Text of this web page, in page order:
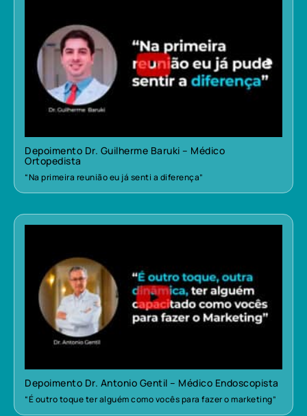
Depoimento Dr. Guilherme Baruki – Médico
Ortopedista
“Na primeira reunião eu já senti a diferença”
Depoimento Dr. Antonio Gentil – Médico Endoscopista
“É outro toque ter alguém como vocês para fazer o marketing”